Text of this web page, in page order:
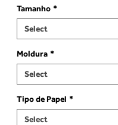
Tamanho *
Moldura *
Tipo de Papel *